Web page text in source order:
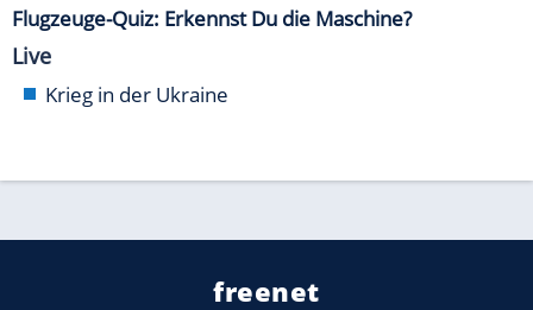
Flugzeuge-Quiz: Erkennst Du die Maschine?
Live
Krieg in der Ukraine
freenet